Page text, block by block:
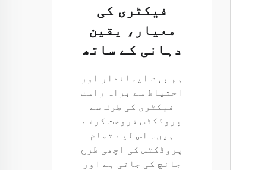
فیکٹری کی
معیار، یقین
دہانی کے ساتھ
ہم بہت ایماندار اور
احتیاط سے براہ راست
فیکٹری کی طرف سے
پروڈکٹس فروخت کرتے
ہیں۔ اس لیے تمام
پروڈکٹس کی اچھی طرح
جانچ کی جاتی ہے اور